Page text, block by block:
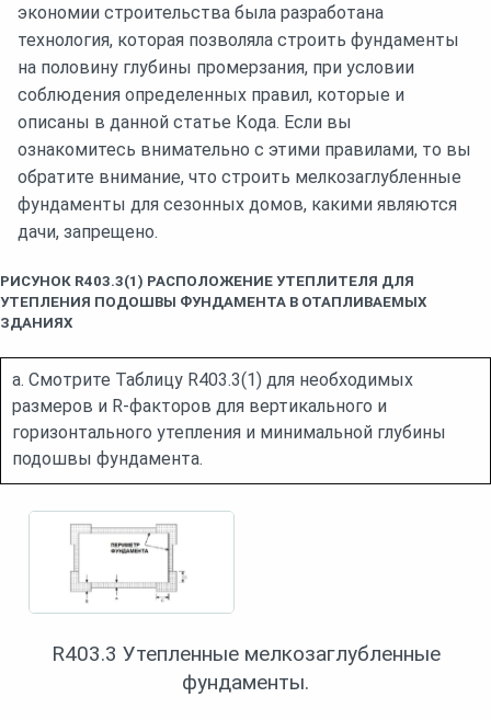
экономии строительства была разработана
технология, которая позволяла строить фундаменты
на половину глубины промерзания, при условии
соблюдения определенных правил, которые и
описаны в данной статье Кода. Если вы
ознакомитесь внимательно с этими правилами, то вы
обратите внимание, что строить мелкозаглубленные
фундаменты для сезонных домов, какими являются
дачи, запрещено.
РИСУНОК R403.3(1) РАСПОЛОЖЕНИЕ УТЕПЛИТЕЛЯ ДЛЯ
УТЕПЛЕНИЯ ПОДОШВЫ ФУНДАМЕНТА В ОТАПЛИВАЕМЫХ
ЗДАНИЯХ
a. Смотрите Таблицу R403.3(1) для необходимых
размеров и R-факторов для вертикального и
горизонтального утепления и минимальной глубины
подошвы фундамента.
R403.3 Утепленные мелкозаглубленные
фундаменты.